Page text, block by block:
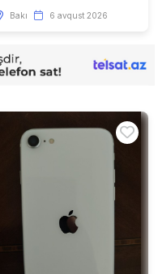
Bakı 6 avqust 2026